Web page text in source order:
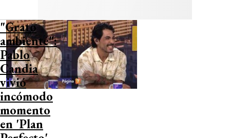
"Grato
ambiente":
Pablo
Candia
vivió
incómodo
momento
en 'Plan